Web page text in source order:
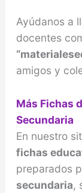
Ayúdanos a
docentes
amigos y
Más Fichas
Secundaria
En nuestro
fichas
preparados
secundaria,